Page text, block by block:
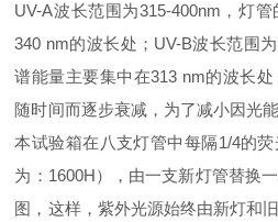
UV-A波长范围为315-400nm，灯
340 nm的波长处；UV-B波长范围
谱能量主要集中在313 nm的波长
随时间而逐步衰减，为了减小因光
本试验箱在八支灯管中每隔1/4的
为：1600H），由一支新灯管替换
图，这样，紫外光源始终由新灯和